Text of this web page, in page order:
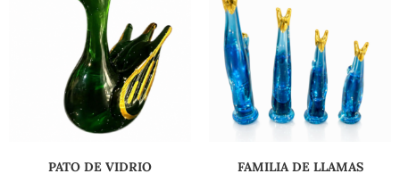
PATO DE VIDRIO FAMILIA DE LLAMAS